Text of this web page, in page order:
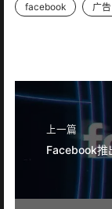
facebook 广告
上一篇